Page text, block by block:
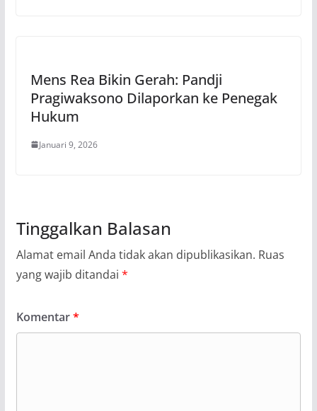
Mens Rea Bikin Gerah: Pandji
Pragiwaksono Dilaporkan ke Penegak
Hukum
Januari 9, 2026
Tinggalkan Balasan
Alamat email Anda tidak akan dipublikasikan. Ruas
yang wajib ditandai *
Komentar*